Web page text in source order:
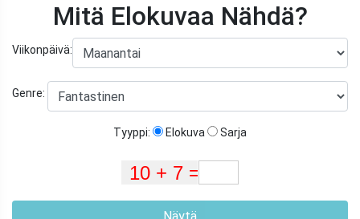
Mitä Elokuvaa Nähdä?
Viikonpäivä:
Genre:
Tyyppi: Elokuva Sarja